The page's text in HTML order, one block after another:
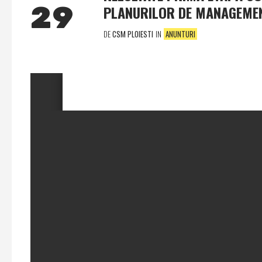
29
PLANURILOR DE
DECSM PLOIESTI IN ANUNTURI